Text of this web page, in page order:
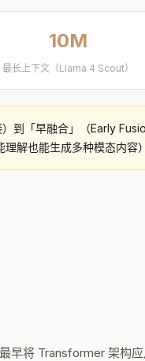
10M
最长上下文（Llama 4 Scout）
到「早融合」（Early
解也能生成多种模态内容）
早将 Transformer 架构